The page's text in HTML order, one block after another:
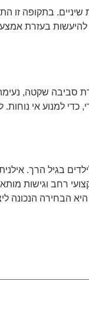
בתקופה זו
בעזרת
שקטה, נעימה
למנוע אי נוחות.
בגיל הרך.
רחב וגישות
היא הבחירה